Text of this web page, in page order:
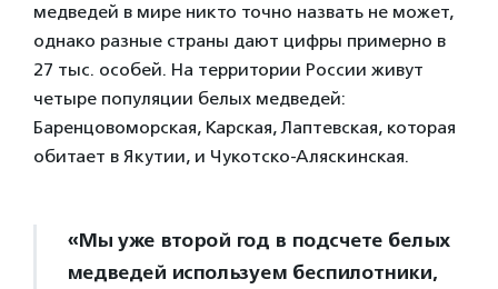
медведей в мире никто точно назвать не может,
однако разные страны дают цифры примерно в
27 тыс. особей. На территории России живут
четыре популяции белых медведей:
Баренцовоморская, Карская, Лаптевская, которая
обитает в Якутии, и Чукотско-Аляскинская.
«Мы уже второй год в подсчете белых
медведей используем беспилотники,